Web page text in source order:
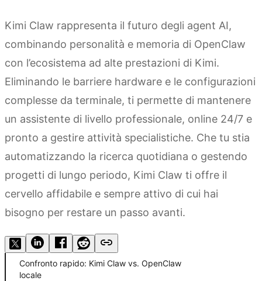
Kimi Claw rappresenta il futuro degli agent AI,
combinando personalità e memoria di OpenClaw
con l’ecosistema ad alte prestazioni di Kimi.
Eliminando le barriere hardware e le configurazioni
complesse da terminale, ti permette di mantenere
un assistente di livello professionale, online 24/7 e
pronto a gestire attività specialistiche. Che tu stia
automatizzando la ricerca quotidiana o gestendo
progetti di lungo periodo, Kimi Claw ti offre il
cervello affidabile e sempre attivo di cui hai
bisogno per restare un passo avanti.
Confronto rapido: Kimi Claw vs. OpenClaw
locale